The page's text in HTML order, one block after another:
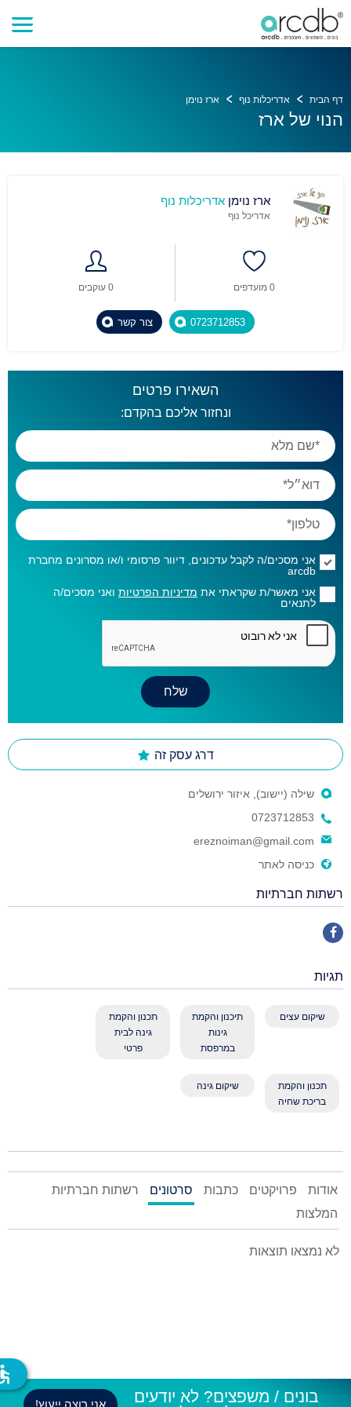
דף הבית אדריכלות נוף ארז נוימן
הנוי של ארז
ארז נוימן אדריכלות נוף
אדריכל נוף
0 עוקבים 0 מועדפים
צור קשר 0723712853
השאירו פרטים
ונחזור אליכם בהקדם:
אני מסכים/ה לקבל עדכונים, דיוור פרסומי ו/או מסרונים מחברת
arcdb
אני מאשר/ת שקראתי את מדיניות הפרטיות ואני מסכים/ה
לתנאים
דרג עסק זה
שילה (יישוב), איזור ירושלים
0723712853
ereznoiman@gmail.com
כניסה לאתר
רשתות חברתיות
תגיות
שיקום עצים
תיכנון והקמת
גינות
במרפסת
תכנון והקמת
גינה לבית
פרטי
תכנון והקמת
בריכת שחיה
שיקום גינה
אודות פרויקטים כתבות סרטונים
רשתות חברתיות
המלצות
לא נמצאו תוצאות
בונים / משפצים? לא יודעים
אני רוצה ייעוץ!